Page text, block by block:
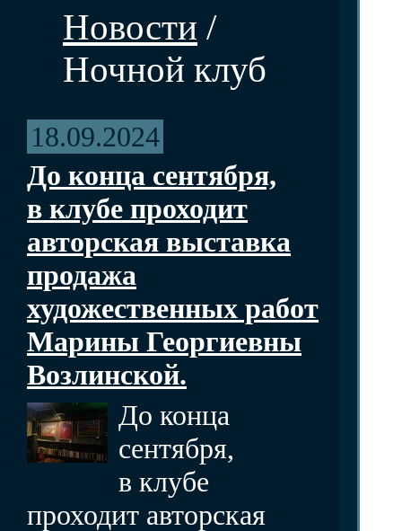
Новости /
Ночной клуб
18.09.2024
До конца сентября,
в клубе проходит
авторская выставка
продажа
художественных работ
Марины Георгиевны
Возлинской.
До конца
сентября,
в клубе
проходит авторская